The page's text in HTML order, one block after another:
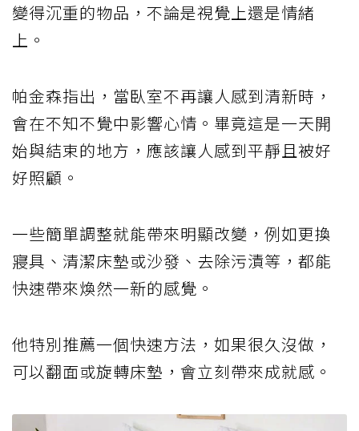
變得沉重的物品，不論是視覺上還是情緒
上。
帕金森指出，當臥室不再讓人感到清新時，
會在不知不覺中影響心情。畢竟這是一天開
始與結束的地方，應該讓人感到平靜且被好
好照顧。
一些簡單調整就能帶來明顯改變，例如更換
寢具、清潔床墊或沙發、去除污漬等，都能
快速帶來煥然一新的感覺。
他特別推薦一個快速方法，如果很久沒做，
可以翻面或旋轉床墊，會立刻帶來成就感。